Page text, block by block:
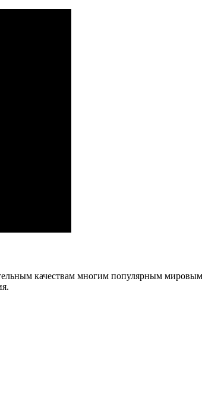
качествам многим популярным